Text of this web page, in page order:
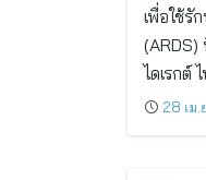
เพื่อใช้รั
ไดเรกต์
28 เม